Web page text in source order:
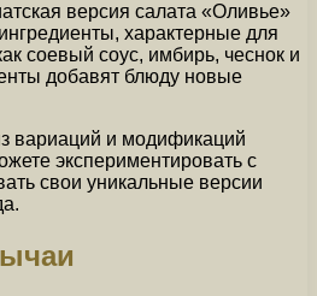
версия салата «Оливье»
характерные для
соевый соус, имбирь, чеснок и
добавят блюду новые
вариаций и модификаций
экспериментировать с
свои уникальные версии